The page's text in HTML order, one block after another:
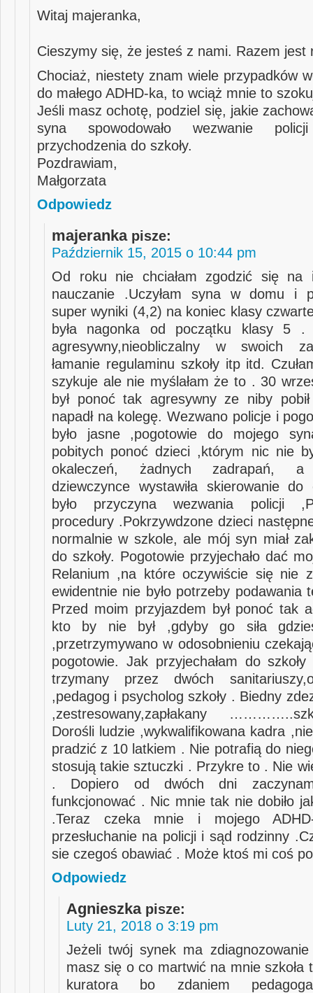
Witaj majeranka,
Cieszymy się, że jesteś z nami. Razem jest
Chociaż, niestety znam wiele przypadków
do małego ADHD-ka, to wciąż mnie to
Jeśli masz ochotę, podziel się, jakie
syna spowodowało wezwanie
przychodzenia do szkoły.
Pozdrawiam,
Małgorzata
Odpowiedz
majeranka pisze:
Październik 15, 2015 o 10:44 pm
Od roku nie chciałam zgodzić się na
nauczanie .Uczyłam syna w domu i
super wyniki (4,2) na koniec klasy
była nagonka od początku klasy 5
agresywny,nieobliczalny w swoich
łamanie regulaminu szkoły itp itd.
szykuje ale nie myślałam że to . 30
był ponoć tak agresywny ze niby
napadł na kolegę. Wezwano policje i
było jasne ,pogotowie do mojego
pobitych ponoć dzieci ,którym nic nie
okaleczeń, żadnych zadrapań, a
dziewczynce wystawiła skierowanie
było przyczyna wezwania policji
procedury .Pokrzywdzone dzieci
normalnie w szkole, ale mój syn miał
do szkoły. Pogotowie przyjechało dać
Relanium ,na które oczywiście się nie
ewidentnie nie było potrzeby podawania
Przed moim przyjazdem był ponoć tak
kto by nie był ,gdyby go siła
,przetrzymywano w odosobnieniu
pogotowie. Jak przyjechałam do
trzymany przez dwóch
,pedagog i psycholog szkoły . Biedny
,zestresowany,zapłakany
Dorośli ludzie ,wykwalifikowana kadra
pradzić z 10 latkiem . Nie potrafią do
stosują takie sztuczki . Przykre to . Nie
. Dopiero od dwóch dni
funkcjonować . Nic mnie tak nie dobiło
.Teraz czeka mnie i mojego
przesłuchanie na policji i sąd rodzinny
sie czegoś obawiać . Może ktoś mi coś
Odpowiedz
Agnieszka pisze:
Luty 21, 2018 o 3:19 pm
Jeżeli twój synek ma
masz się o co martwić na mnie szkoła
kuratora bo zdaniem